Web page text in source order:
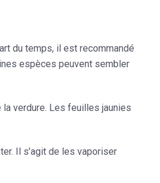
du temps, il est recommandé
espèces peuvent sembler
verdure. Les feuilles jaunies
Il s’agit de les vaporiser